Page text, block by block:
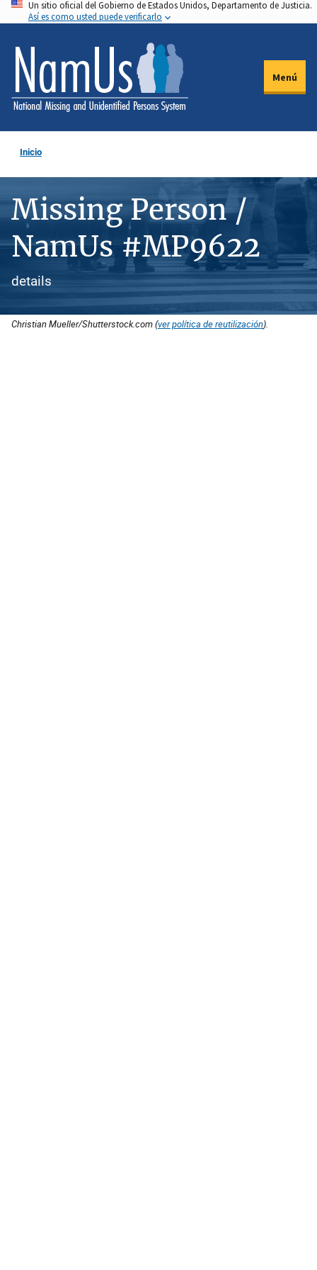
Pasar
al
contenido
principal
Un sitio oficial del Gobierno de Estados Unidos, Departamento de Justicia.
Así es como usted puede verificarlo
Menú
Inicio
Missing Person /
NamUs #MP9622
details
Christian Mueller/Shutterstock.com (ver política de reutilización).